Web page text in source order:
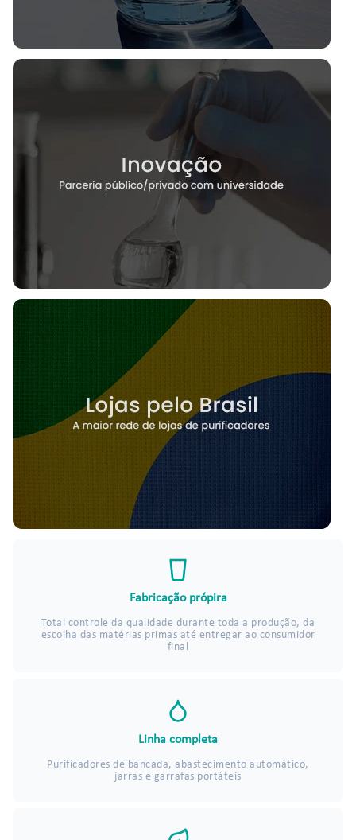
Fabricação própira
Total controle da qualidade durante toda a produção, da
escolha das matérias primas até entregar ao consumidor
final
Linha completa
Purificadores de bancada, abastecimento automático,
jarras e garrafas portáteis